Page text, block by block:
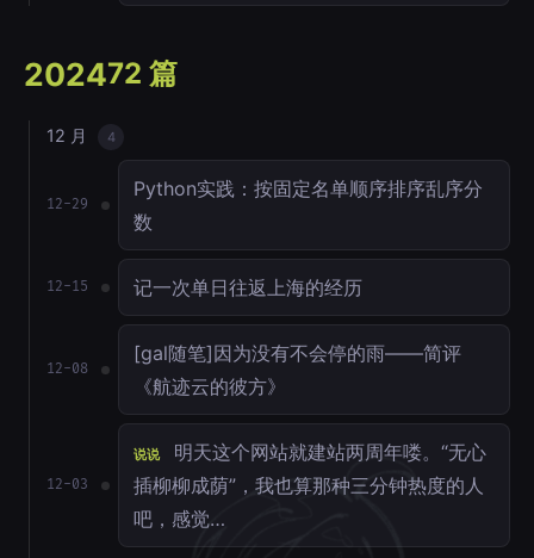
202472 篇
12 月 4
12-29
Python实践：按固定名单顺序排序乱序分
数
12-15 记一次单日往返上海的经历
12-08
[gal随笔]因为没有不会停的雨——简评
《航迹云的彼方》
12-03
说说
明天这个网站就建站两周年喽。“无心
插柳柳成荫”，我也算那种三分钟热度的人
吧，感觉…